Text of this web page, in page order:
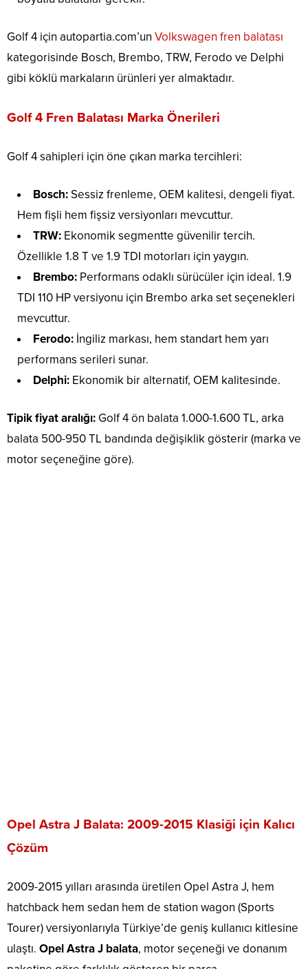
Golf 4 için autopartia.com’un Volkswagen fren balatası
kategorisinde Bosch, Brembo, TRW, Ferodo ve Delphi
gibi köklü markaların ürünleri yer almaktadır.
Golf 4 Fren Balatası Marka Önerileri
Golf 4 sahipleri için öne çıkan marka tercihleri:
Bosch:Sessiz frenleme, OEM kalitesi, dengeli fiyat.
Hem fişli hem fişsiz versiyonları mevcuttur.
TRW: Ekonomik segmentte güvenilir tercih.
Özellikle 1.8 T ve 1.9 TDI motorları için yaygın.
Brembo: Performans odaklı sürücüler için ideal. 1.9
TDI 110 HP versiyonu için Brembo arka set seçenekleri
mevcuttur.
Ferodo: İngiliz markası, hem standart hem yarı
performans serileri sunar.
Delphi: Ekonomik bir alternatif, OEM kalitesinde.
Tipik fiyat aralığı: Golf 4 ön balata 1.000-1.600 TL, arka
balata 500-950 TL bandında değişiklik gösterir (marka ve
motor seçeneğine göre).
Opel Astra J Balata: 2009-2015 Klasiği için Kalıcı
Çözüm
2009-2015 yılları arasında üretilen Opel Astra J, hem
hatchback hem sedan hem de station wagon (Sports
Tourer) versiyonlarıyla Türkiye’de geniş kullanıcı kitlesine
ulaştı. Opel Astra J balata, motor seçeneği ve donanım